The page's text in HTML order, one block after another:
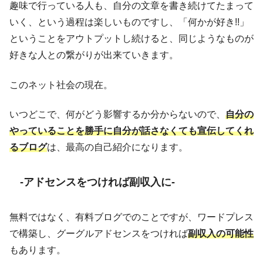
趣味で行っている人も、自分の文章を書き続けてたまって
いく、という過程は楽しいものですし、「何かが好き!!」
ということをアウトプットし続けると、同じようなものが
好きな人との繋がりが出来ていきます。
このネット社会の現在。
いつどこで、何がどう影響するか分からないので、 自分の
やっていることを勝手に自分が話さなくても宣伝してくれ
るブログは、最高の自己紹介になります。
-アドセンスをつければ副収入に-
無料ではなく、有料ブログでのことですが、ワードプレス
で構築し、グーグルアドセンスをつければ副収入の可能性
もあります。